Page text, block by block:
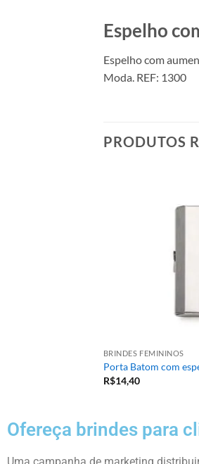
Espelho
Espelho com
Moda. REF: 1300
PRODUTOS
BRINDES FEMININOS
Porta Batom com
R$14,40
Ofereça brindes para
Uma campanha de marketing